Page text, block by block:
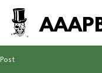
Post